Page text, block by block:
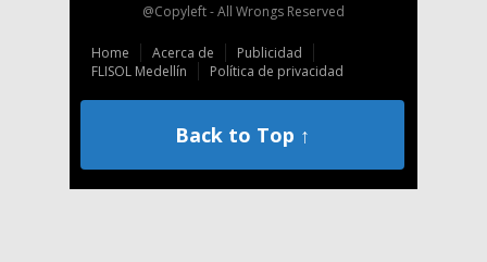
@Copyleft - All Wrongs Reserved
Home Acerca de
Publicidad
FLISOL Medellín
Política de privacidad
Back to Top ↑